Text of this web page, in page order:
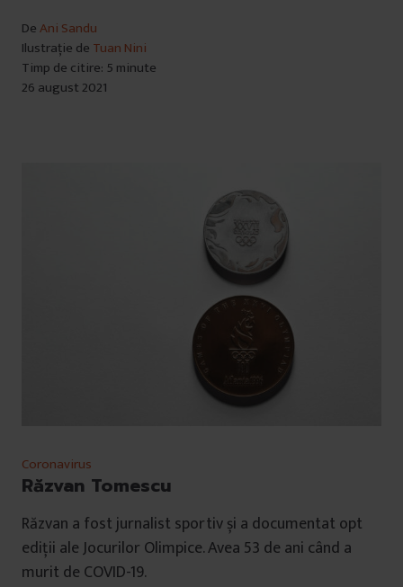
DeAni Sandu
Ilustrație de Tuan Nini
Timp de citire: 5 minute
26 august 2021
Coronavirus
Răzvan Tomescu
Răzvan a fost jurnalist sportiv și a documentat opt
ediții ale Jocurilor Olimpice. Avea 53 de ani când a
murit de COVID-19.